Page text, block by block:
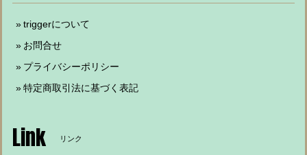
triggerについて
お問合せ
プライバシーポリシー
特定商取引法に基づく表記
Link リンク